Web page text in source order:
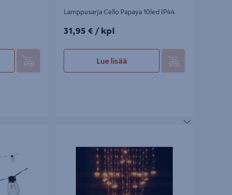
Lamppusarja Cello Papaya 10led IP44
31,95€/kpl
31,95 € / kpl
Lue lisää